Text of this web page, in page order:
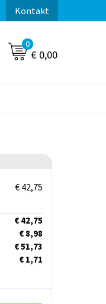
Kontakt
0
€ 0,00
€ 42,75
€ 42,75
€ 8,98
€ 51,73
€ 1,71